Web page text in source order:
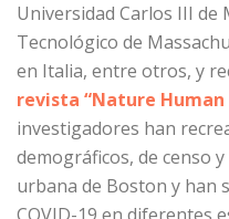
Universidad Carlos III de
Tecnológico de
en Italia, entre otros, y
revista “Nature Human
investigadores han
demográficos, de censo
urbana de Boston y han